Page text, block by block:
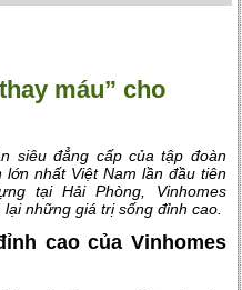
máu” cho
siêu đẳng cấp của tập đoàn
lớn nhất Việt Nam lần đầu tiên
tại Hải Phòng, Vinhomes
lại những giá trị sống đỉnh cao.
cao của Vinhomes